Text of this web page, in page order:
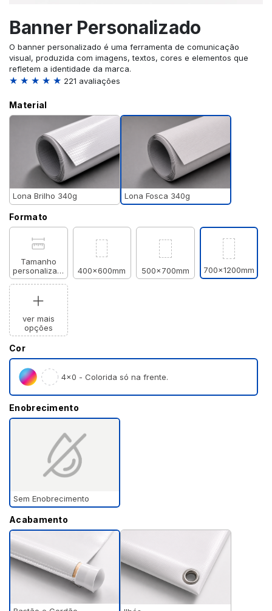
Banner Personalizado
O banner personalizado é uma ferramenta de comunicação
visual, produzida com imagens, textos, cores e elementos que
refletem a identidade da marca.
★ ★ ★ ★ ★ 221 avaliações
Material
Lona Brilho 340g Lona Fosca 340g
Formato
Tamanho
personalizado
400x600mm 500x700mm 700x1200mm
ver mais
opções
Cor
4×0 - Colorida só na frente.
Enobrecimento
Sem Enobrecimento
Acabamento